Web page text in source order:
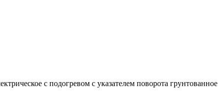
с подогревом с указателем поворота грунтованное